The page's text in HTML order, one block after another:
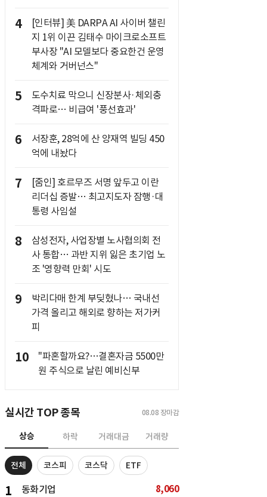
4
[인터뷰] 美 DARPA AI 사이버 챌린
지 1위 이끈 김태수 마이크로소프트
부사장 "AI 모델보다 중요한건 운영
체계와 거버넌스"
5
도수치료 막으니 신장분사·체외충
격파로… 비급여 '풍선효과'
6
서장훈, 28억에 산 양재역 빌딩 450
억에 내놨다
7
[줌인] 호르무즈 서명 앞두고 이란
리더십 증발… 최고지도자 잠행·대
통령 사임설
8
삼성전자, 사업장별 노사협의회 전
사 통합… 과반 지위 잃은 초기업 노
조 '영향력 만회' 시도
9
박리다매 한계 부딪혔나… 국내선
가격 올리고 해외로 향하는 저가커
피
10
"파혼할까요?…결혼자금 5500만
원 주식으로 날린 예비신부
실시간 TOP 종목 08.08 장마감
상승 하락 거래대금 거래량
전체 코스피 코스닥 ETF
1 동화기업 8,060